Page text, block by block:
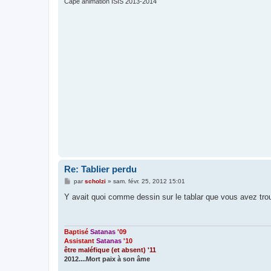
Re: Tablier perdu
M
s
parscholzi » sam. févr. 25, 2012 15:01
Y avait quoi comme dessin sur le tablar que vous avez
Baptisé Satanas '09
Assistant Satanas '10
être maléfique (et absent) '11
2012....Mort paix à son âme